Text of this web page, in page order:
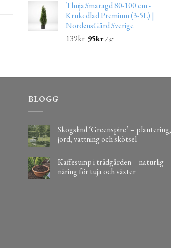
Thuja Smaragd 80-100 cm -
Krukodlad Premium (3-5L) |
NordensGård Sverige
139kr 95kr/ st
BLOGG
Skogslind ‘Greenspire’ – plantering,
jord, vattning och skötsel
Kaffesump i trädgården – naturlig
näring för tuja och växter